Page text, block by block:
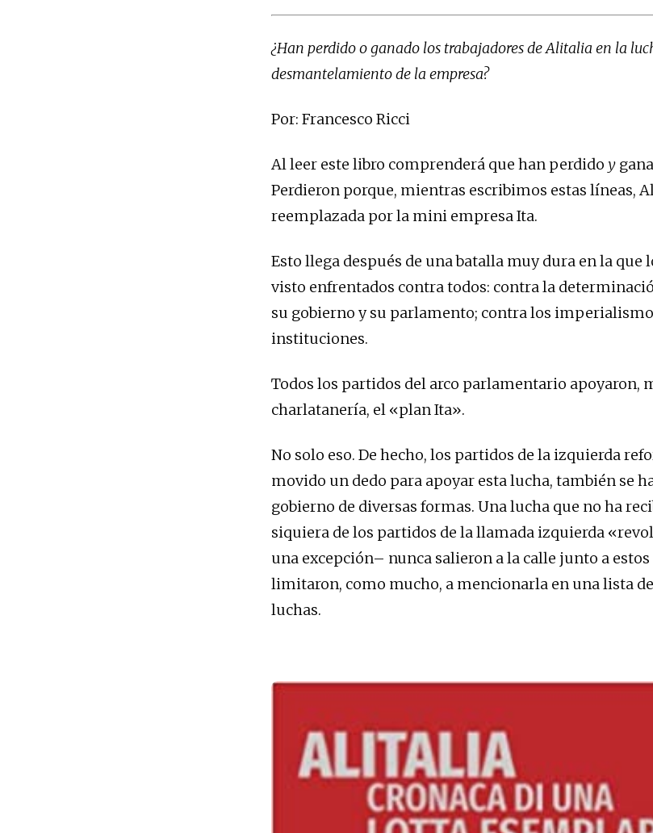
¿Han perdido o ganado los trabajadores de Alitalia en la
desmantelamiento de la empresa?
Por: Francesco Ricci
Al leer este libro comprenderá que han perdido y
Perdieron porque, mientras escribimos estas líneas,
reemplazada por la mini empresa Ita.
Esto llega después de una batalla muy dura en la que
visto enfrentados contra todos: contra la
su gobierno y su parlamento; contra los
instituciones.
Todos los partidos del arco parlamentario apoyaron,
charlatanería, el «plan Ita».
No solo eso. De hecho, los partidos de la izquierda
movido un dedo para apoyar esta lucha, también se
gobierno de diversas formas. Una lucha que no ha
siquiera de los partidos de la llamada izquierda
una excepción– nunca salieron a la calle junto a estos
limitaron, como mucho, a mencionarla en una lista
luchas.